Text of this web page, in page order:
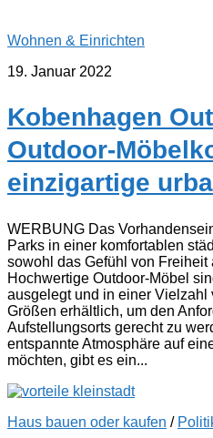
Wohnen & Einrichten
19. Januar 2022
Kobenhagen
Outdoor-
einzigartige
WERBUNG Das
Parks in einer komfortablen
sowohl das Gefühl von Freiheit
Hochwertige Outdoor-Möbel
ausgelegt und in einer Vielzahl
Größen erhältlich, um den
Aufstellungsorts gerecht zu
entspannte Atmosphäre auf
möchten, gibt es ein...
Haus bauen oder kaufen /